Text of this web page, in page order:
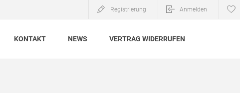
Registrierung Anmelden
KONTAKT NEWS VERTRAG WIDERRUFEN